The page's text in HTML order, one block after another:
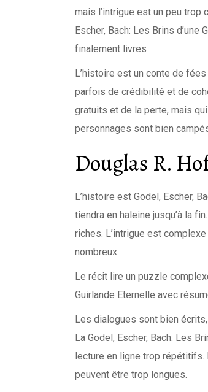
mais l’intrigue est un peu
Escher, Bach: Les Brins
finalement livres
L’histoire est un conte de
parfois de crédibilité et de
gratuits et de la perte, mais
personnages sont bien
Douglas R.
L’histoire est Godel, Escher,
tiendra en haleine jusqu’à la
riches. L’intrigue est
nombreux.
Le récit lire un puzzle
Guirlande Eternelle avec
Les dialogues sont bien
La Godel, Escher, Bach: Les
lecture en ligne trop
peuvent être trop longues.